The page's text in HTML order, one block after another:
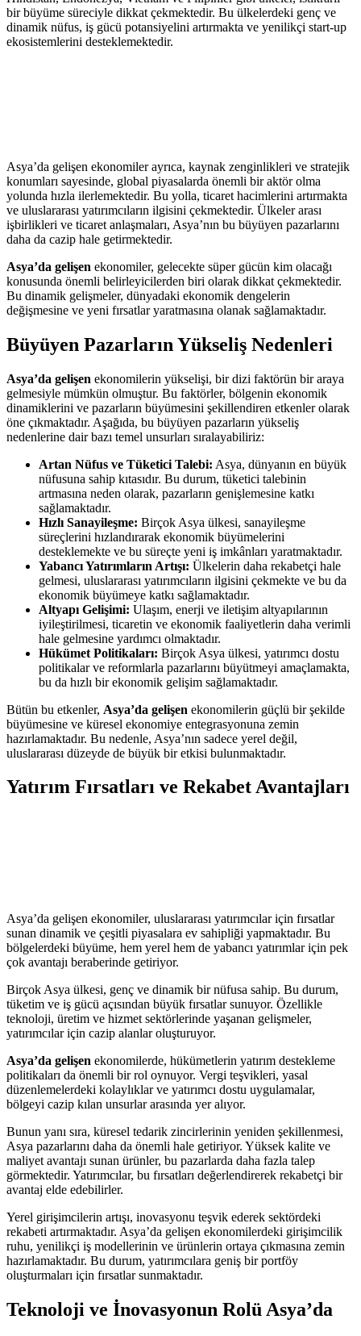
bir büyüme süreciyle dikkat çekmektedir. Bu ülkelerdeki genç ve
dinamik nüfus, iş gücü potansiyelini artırmakta ve yenilikçi start-up
ekosistemlerini desteklemektedir.
Asya’da gelişen ekonomiler ayrıca, kaynak zenginlikleri ve stratejik
konumları sayesinde, global piyasalarda önemli bir aktör olma
yolunda hızla ilerlemektedir. Bu yolla, ticaret hacimlerini artırmakta
ve uluslararası yatırımcıların ilgisini çekmektedir. Ülkeler arası
işbirlikleri ve ticaret anlaşmaları, Asya’nın bu büyüyen pazarlarını
daha da cazip hale getirmektedir.
Asya’da gelişen ekonomiler, gelecekte süper gücün kim olacağı
konusunda önemli belirleyicilerden biri olarak dikkat çekmektedir.
Bu dinamik gelişmeler, dünyadaki ekonomik dengelerin
değişmesine ve yeni fırsatlar yaratmasına olanak sağlamaktadır.
Büyüyen Pazarların Yükseliş Nedenleri
Asya’da gelişen ekonomilerin yükselişi, bir dizi faktörün bir araya
gelmesiyle mümkün olmuştur. Bu faktörler, bölgenin ekonomik
dinamiklerini ve pazarların büyümesini şekillendiren etkenler olarak
öne çıkmaktadır. Aşağıda, bu büyüyen pazarların yükseliş
nedenlerine dair bazı temel unsurları sıralayabiliriz:
Artan Nüfus ve Tüketici Talebi: Asya, dünyanın en büyük
nüfusuna sahip kıtasıdır. Bu durum, tüketici talebinin
artmasına neden olarak, pazarların genişlemesine katkı
sağlamaktadır.
Hızlı Sanayileşme: Birçok Asya ülkesi, sanayileşme
süreçlerini hızlandırarak ekonomik büyümelerini
desteklemekte ve bu süreçte yeni iş imkânları yaratmaktadır.
Yabancı Yatırımların Artışı: Ülkelerin daha rekabetçi hale
gelmesi, uluslararası yatırımcıların ilgisini çekmekte ve bu da
ekonomik büyümeye katkı sağlamaktadır.
Altyapı Gelişimi: Ulaşım, enerji ve iletişim altyapılarının
iyileştirilmesi, ticaretin ve ekonomik faaliyetlerin daha verimli
hale gelmesine yardımcı olmaktadır.
Hükümet Politikaları: Birçok Asya ülkesi, yatırımcı dostu
politikalar ve reformlarla pazarlarını büyütmeyi amaçlamakta,
bu da hızlı bir ekonomik gelişim sağlamaktadır.
Bütün bu etkenler, Asya’da gelişen ekonomilerin güçlü bir şekilde
büyümesine ve küresel ekonomiye entegrasyonuna zemin
hazırlamaktadır. Bu nedenle, Asya’nın sadece yerel değil,
uluslararası düzeyde de büyük bir etkisi bulunmaktadır.
Yatırım Fırsatları ve Rekabet Avantajları
Asya’da gelişen ekonomiler, uluslararası yatırımcılar için fırsatlar
sunan dinamik ve çeşitli piyasalara ev sahipliği yapmaktadır. Bu
bölgelerdeki büyüme, hem yerel hem de yabancı yatırımlar için pek
çok avantajı beraberinde getiriyor.
Birçok Asya ülkesi, genç ve dinamik bir nüfusa sahip. Bu durum,
tüketim ve iş gücü açısından büyük fırsatlar sunuyor. Özellikle
teknoloji, üretim ve hizmet sektörlerinde yaşanan gelişmeler,
yatırımcılar için cazip alanlar oluşturuyor.
Asya’da gelişen ekonomilerde, hükümetlerin yatırım destekleme
politikaları da önemli bir rol oynuyor. Vergi teşvikleri, yasal
düzenlemelerdeki kolaylıklar ve yatırımcı dostu uygulamalar,
bölgeyi cazip kılan unsurlar arasında yer alıyor.
Bunun yanı sıra, küresel tedarik zincirlerinin yeniden şekillenmesi,
Asya pazarlarını daha da önemli hale getiriyor. Yüksek kalite ve
maliyet avantajı sunan ürünler, bu pazarlarda daha fazla talep
görmektedir. Yatırımcılar, bu fırsatları değerlendirerek rekabetçi bir
avantaj elde edebilirler.
Yerel girişimcilerin artışı, inovasyonu teşvik ederek sektördeki
rekabeti artırmaktadır. Asya’da gelişen ekonomilerdeki girişimcilik
ruhu, yenilikçi iş modellerinin ve ürünlerin ortaya çıkmasına zemin
hazırlamaktadır. Bu durum, yatırımcılara geniş bir portföy
oluşturmaları için fırsatlar sunmaktadır.
Teknoloji ve İnovasyonun Rolü Asya’da